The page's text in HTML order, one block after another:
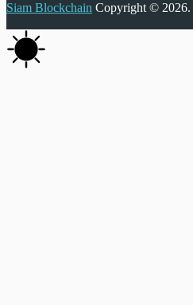
Siam Blockchain Copyright © 2026.